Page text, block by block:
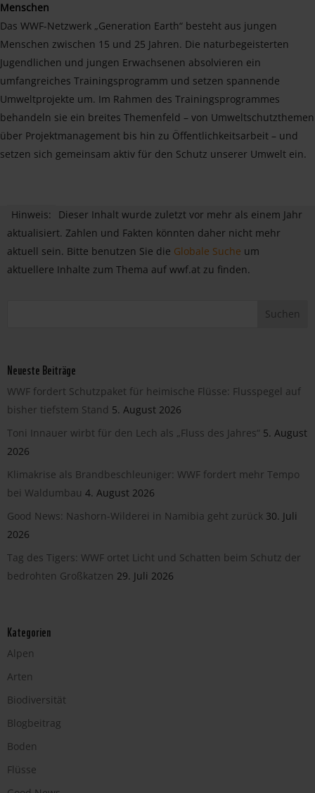
Menschen
Das WWF-Netzwerk „Generation Earth“ besteht aus jungen
Menschen zwischen 15 und 25 Jahren. Die naturbegeisterten
Jugendlichen und jungen Erwachsenen absolvieren ein
umfangreiches Trainingsprogramm und setzen spannende
Umweltprojekte um. Im Rahmen des Trainingsprogrammes
behandeln sie ein breites Themenfeld – von Umweltschutzthemen
über Projektmanagement bis hin zu Öffentlichkeitsarbeit – und
setzen sich gemeinsam aktiv für den Schutz unserer Umwelt ein.
Hinweis:
Dieser Inhalt wurde zuletzt vor mehr als einem Jahr
aktualisiert. Zahlen und Fakten könnten daher nicht mehr
aktuell sein. Bitte benutzen Sie die Globale Suche um
aktuellere Inhalte zum Thema auf wwf.at zu finden.
Neueste Beiträge
WWF fordert Schutzpaket für heimische Flüsse: Flusspegel auf
bisher tiefstem Stand 5. August 2026
Toni Innauer wirbt für den Lech als „Fluss des Jahres“ 5. August
2026
Klimakrise als Brandbeschleuniger: WWF fordert mehr Tempo
bei Waldumbau 4. August 2026
Good News: Nashorn-Wilderei in Namibia geht zurück 30. Juli
2026
Tag des Tigers: WWF ortet Licht und Schatten beim Schutz der
bedrohten Großkatzen 29. Juli 2026
Kategorien
Alpen
Arten
Biodiversität
Blogbeitrag
Boden
Flüsse